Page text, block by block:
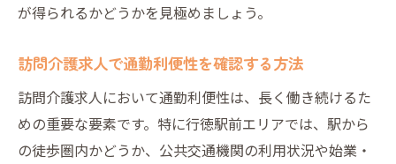
が得られるかどうかを見極めましょう。
訪問介護求人で通勤利便性を確認する方法
訪問介護求人において通勤利便性は、長く働き続けるた
めの重要な要素です。特に行徳駅前エリアでは、駅から
の徒歩圏内かどうか、公共交通機関の利用状況や始業・